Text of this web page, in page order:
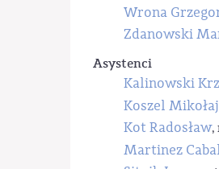
Wrona
Zdanowski
Asystenci
Kalinowski
Koszel Mikołaj
Kot Radosław,
Martinez